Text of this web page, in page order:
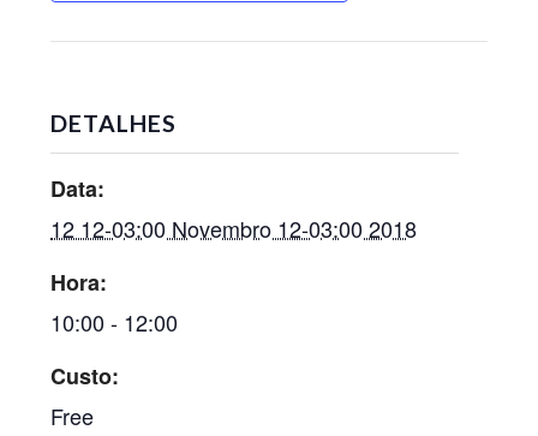
DETALHES
Data:
12 12-03:00 Novembro 12-03:00 2018
Hora:
10:00 - 12:00
Custo:
Free